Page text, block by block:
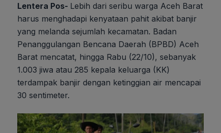
Lentera Pos- Lebih dari seribu warga Aceh Barat
harus menghadapi kenyataan pahit akibat banjir
yang melanda sejumlah kecamatan. Badan
Penanggulangan Bencana Daerah (BPBD) Aceh
Barat mencatat, hingga Rabu (22/10), sebanyak
1.003 jiwa atau 285 kepala keluarga (KK)
terdampak banjir dengan ketinggian air mencapai
30 sentimeter.